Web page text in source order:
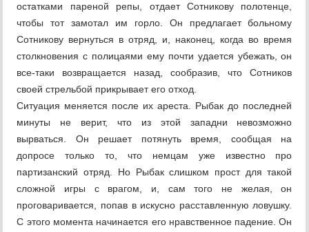
остатками пареной репы, отдает Сотникову полотенце,
чтобы тот замотал им горло. Он предлагает больному
Сотникову вернуться в отряд, и, наконец, когда во время
столкновения с полицаями ему почти удается убежать, он
все-таки возвращается назад, сообразив, что Сотников
своей стрельбой прикрывает его отход.
Ситуация меняется после их ареста. Рыбак до последней
минуты не верит, что из этой западни невозможно
вырваться. Он решает потянуть время, сообщая на
допросе только то, что немцам уже известно про
партизанский отряд. Но Рыбак слишком прост для такой
сложной игры с врагом, и, сам того не желая, он
проговаривается, попав в искусно расставленную ловушку.
С этого момента начинается его нравственное падение. Он